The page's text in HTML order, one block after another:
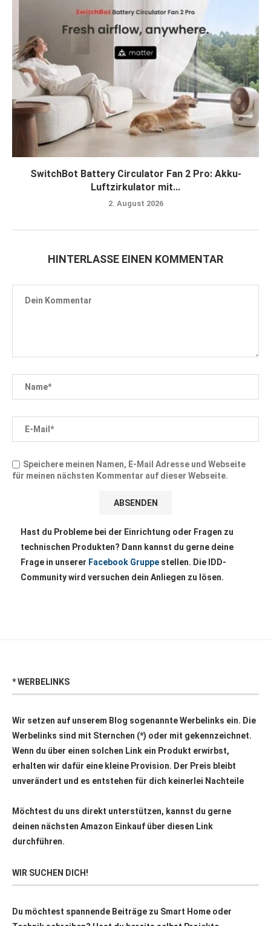
SwitchBot Battery Circulator Fan 2 Pro: Akku-
Luftzirkulator mit...
2. August 2026
HINTERLASSE EINEN KOMMENTAR
Speichere meinen Namen, E-Mail Adresse und Webseite
für meinen nächsten Kommentar auf dieser Webseite.
Hast du Probleme bei der Einrichtung oder Fragen zu
technischen Produkten? Dann kannst du gerne deine
Frage in unserer Facebook Gruppe stellen. Die IDD-
Community wird versuchen dein Anliegen zu lösen.
* WERBELINKS
Wir setzen auf unserem Blog sogenannte Werbelinks ein. Die
Werbelinks sind mit Sternchen (*) oder mit gekennzeichnet.
Wenn du über einen solchen Link ein Produkt erwirbst,
erhalten wir dafür eine kleine Provision. Der Preis bleibt
unverändert und es entstehen für dich keinerlei Nachteile
Möchtest du uns direkt unterstützen, kannst du gerne
deinen nächsten Amazon Einkauf über diesen Link
durchführen.
WIR SUCHEN DICH!
Du möchtest spannende Beiträge zu Smart Home oder